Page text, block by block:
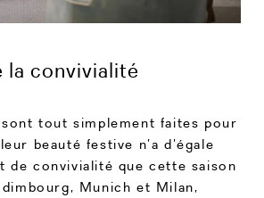
la convivialité
tout simplement faites pour
beauté festive n’a d’égale
de convivialité que cette saison
Munich et Milan,